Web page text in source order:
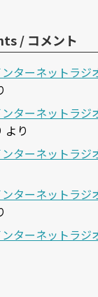
/ コメント
ターネットラジ
ターネットラジ
より
ターネットラジ
ターネットラジ
ターネットラジ